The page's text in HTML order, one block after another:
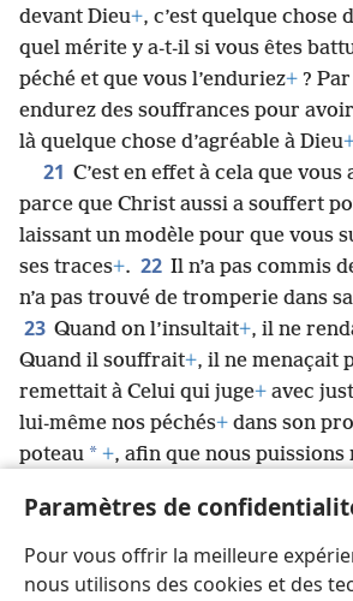
Paramètres de
Pour vous offrir la meilleure
nous utilisons des cookies et des
devant Dieu+, c’est quelque chose
quel mérite y a-t-il si vous êtes
péché et que vous l’enduriez+ ?
endurez des souffrances pour
là quelque chose d’agréable à Dieu
21 C’est en effet à cela que vous
parce que Christ aussi a souffert
laissant un modèle pour que vous
ses traces+. 22 Il n’a pas commis
n’a pas trouvé de tromperie dans
23 Quand on l’insultait+, il ne
Quand il souffrait+, il ne menaçait
remettait à Celui qui juge+ avec
lui-même nos péchés+ dans son
poteau * +, afin que nous
« par ses blessures vous avez été
vous étiez comme des brebis en
mais maintenant vous êtes